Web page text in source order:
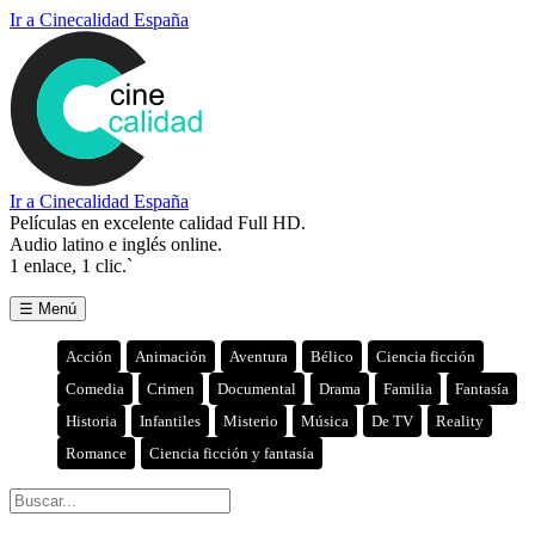
Ir a Cinecalidad España
Ir a Cinecalidad España
Películas en excelente calidad Full HD.
Audio latino e inglés online.
1 enlace, 1 clic.`
☰ Menú
Acción Animación Aventura Bélico
Ciencia ficción
Comedia
Crimen Documental Drama Familia
Fantasía
Historia
Infantiles Misterio Música De TV
Reality
Romance
Ciencia ficción y fantasía